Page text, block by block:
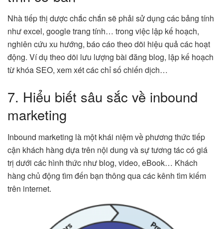
Nhà tiếp thị dược chắc chắn sẽ phải sử dụng các bảng tính
như excel, google trang tính… trong việc lập kế hoạch,
nghiên cứu xu hướng, báo cáo theo dõi hiệu quả các hoạt
động. Ví dụ theo dõi lưu lượng bài đăng blog, lập kế hoạch
từ khóa SEO, xem xét các chỉ số chiến dịch…
7. Hiểu biết sâu sắc về inbound
marketing
Inbound marketing là một khái niệm về phương thức tiếp
cận khách hàng dựa trên nội dung và sự tương tác có giá
trị dưới các hình thức như blog, video, eBook… Khách
hàng chủ động tìm đến bạn thông qua các kênh tìm kiếm
trên internet.